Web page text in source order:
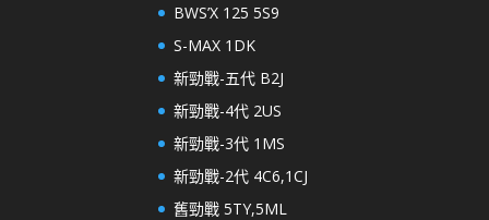
BWS’X 125 5S9
S-MAX 1DK
新勁戰-五代 B2J
新勁戰-4代 2US
新勁戰-3代 1MS
新勁戰-2代 4C6,1CJ
舊勁戰 5TY,5ML